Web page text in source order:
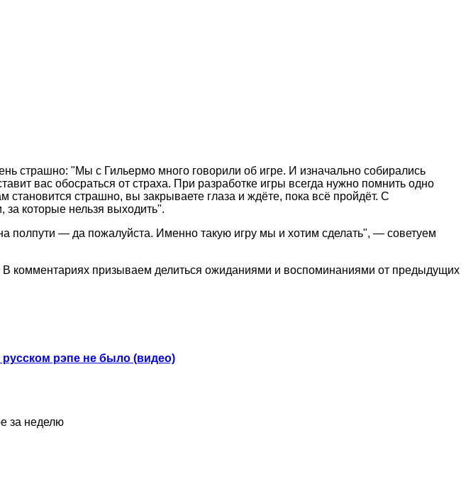
страшно: "Мы с Гильермо много говорили об игре. И изначально собирались
вас обосраться от страха. При разработке игры всегда нужно помнить одно
страшно, вы закрываете глаза и ждёте, пока всё пройдёт. С
которые нельзя выходить".
полпути — да пожалуйста. Именно такую игру мы и хотим сделать", — советуем
комментариях призываем делиться ожиданиями и воспоминаниями от предыдущих
рэпе не было (видео)
за неделю